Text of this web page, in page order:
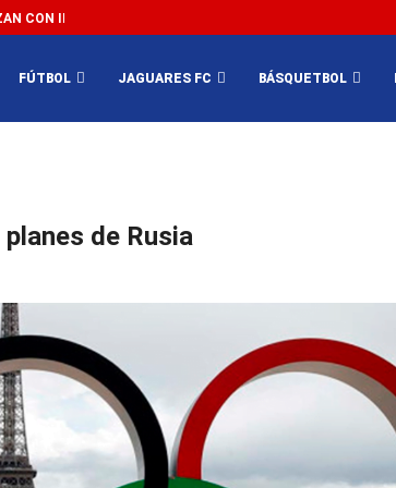
CON IMPEDIR EL MÉXICO VS SUDÁFRICA...
FÚTBOL JAGUARES FC BÁSQUETBOL
de Rusia